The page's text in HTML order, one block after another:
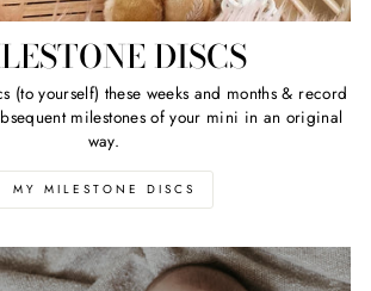
DISCS
(to yourself) these weeks and months & record
milestones of your mini in an original
way.
MY MILESTONE DISCS